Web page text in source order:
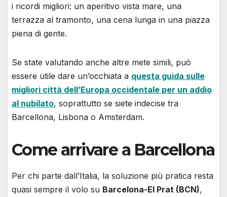
i ricordi migliori: un aperitivo vista mare, una
terrazza al tramonto, una cena lunga in una piazza
piena di gente.
Se state valutando anche altre mete simili, può
essere utile dare un’occhiata a questa guida sulle
migliori città dell’Europa occidentale per un addio
al nubilato, soprattutto se siete indecise tra
Barcellona, Lisbona o Amsterdam.
Come arrivare a Barcellona
Per chi parte dall’Italia, la soluzione più pratica resta
quasi sempre il volo su Barcelona-El Prat (BCN),